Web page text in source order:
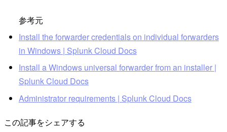
参考元
Install the forwarder credentials on individual forwarders
in Windows | Splunk Cloud Docs
Install a Windows universal forwarder from an installer |
Splunk Cloud Docs
Administrator requirements | Splunk Cloud Docs
この記事をシェアする